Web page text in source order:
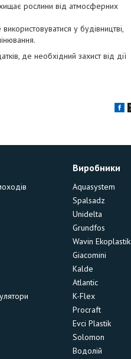
рослини від атмосферних
у будівництві,
де необхідний захист від дії
Виробники
Aquasystem
Spalsadz
Unidelta
Grundfos
Wavin Ekoplastik
Giacomini
Kalde
Atlantic
K-Flex
Procraft
Evci Plastik
Solomon
Водолій